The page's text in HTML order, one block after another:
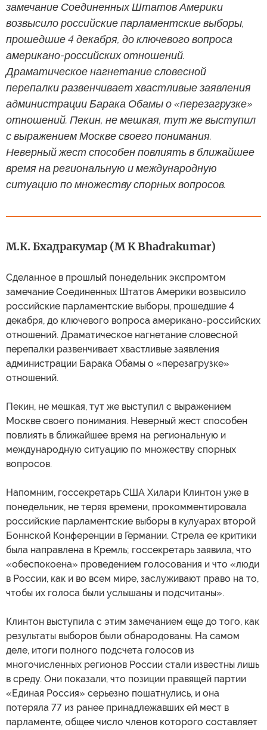
замечание Соединенных Штатов Америки
возвысило российские парламентские выборы,
прошедшие 4 декабря, до ключевого вопроса
американо-российских отношений.
Драматическое нагнетание словесной
перепалки развенчивает хвастливые заявления
администрации Барака Обамы о «перезагрузке»
отношений. Пекин, не мешкая, тут же выступил
с выражением Москве своего понимания.
Неверный жест способен повлиять в ближайшее
время на региональную и международную
ситуацию по множеству спорных вопросов.
М.К. Бхадракумар (M K Bhadrakumar)
Сделанное в прошлый понедельник экспромтом
замечание Соединенных Штатов Америки возвысило
российские парламентские выборы, прошедшие 4
декабря, до ключевого вопроса американо-российских
отношений. Драматическое нагнетание словесной
перепалки развенчивает хвастливые заявления
администрации Барака Обамы о «перезагрузке»
отношений.
Пекин, не мешкая, тут же выступил с выражением
Москве своего понимания. Неверный жест способен
повлиять в ближайшее время на региональную и
международную ситуацию по множеству спорных
вопросов.
Напомним, госсекретарь США Хилари Клинтон уже в
понедельник, не теряя времени, прокомментировала
российские парламентские выборы в кулуарах второй
Боннской Конференции в Германии. Стрела ее критики
была направлена в Кремль; госсекретарь заявила, что
«обеспокоена» проведением голосования и что «люди
в России, как и во всем мире, заслуживают право на то,
чтобы их голоса были услышаны и подсчитаны».
Клинтон выступила с этим замечанием еще до того, как
результаты выборов были обнародованы. На самом
деле, итоги полного подсчета голосов из
многочисленных регионов России стали известны лишь
в среду. Они показали, что позиции правящей партии
«Единая Россия» серьезно пошатнулись, и она
потеряла 77 из ранее принадлежавших ей мест в
парламенте, общее число членов которого составляет